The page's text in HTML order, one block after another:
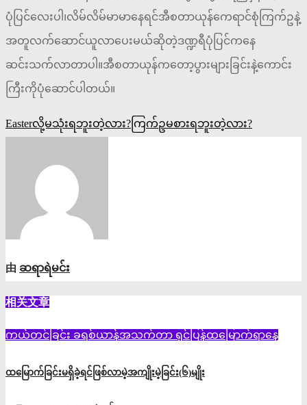
ပုံပြင်လေးပါ၊လိမ်လိမ်မာမာနေရင်အီစတာယုန်ကေရာင်စုံကြက်ဥနဲ့
အတူလက်ဆောင်ယူလာပေးမယ်ဆိုတဲ့ဒဏ္ဍရီပုံပြင်ကနေ
ဆင်းသက်လာတာပါ။အီစတာယုန်ကတော့ပွားများခြင်းနဲ့ကောင်း
ကြီးကိုပုံဆောင်ပါတယ်။
文
Easterလို့မသုံးရဘူးတဲ့လား?ကြက်ဥမစားရဘူးတဲ့လား?
由 ဆရာရဲမင်း
相关文章
ကယ်တင်ခြင်း ခရစ်ယာန်အသက်တာ ရှင်ပြန်ထမြောက်ရာနေ့
ထမြောက်ခြင်းမရှိခဲ့ရင်ဖြစ်လာမဲ့အကျိုးမဲ့ခြင်း(၆)မျိုး